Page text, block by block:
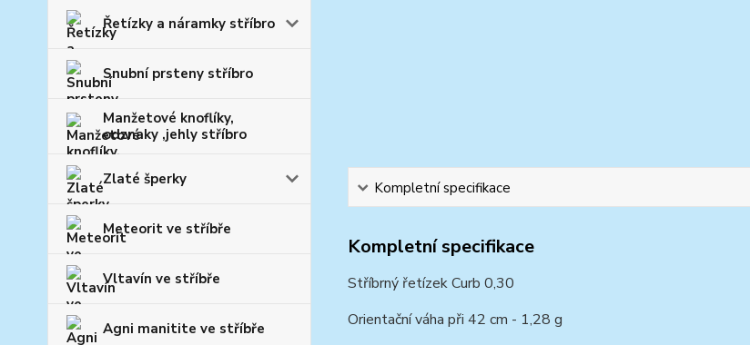
Řetízky a náramky stříbro
Snubní prsteny stříbro
Manžetové knoflíky,
odznaky ,jehly stříbro
Zlaté šperky
Meteorit ve stříbře
Vltavín ve stříbře
Agni manitite ve stříbře
Kompletní specifikace
Kompletní specifikace
Stříbrný řetízek Curb 0,30
Orientační váha při 42 cm - 1,28 g